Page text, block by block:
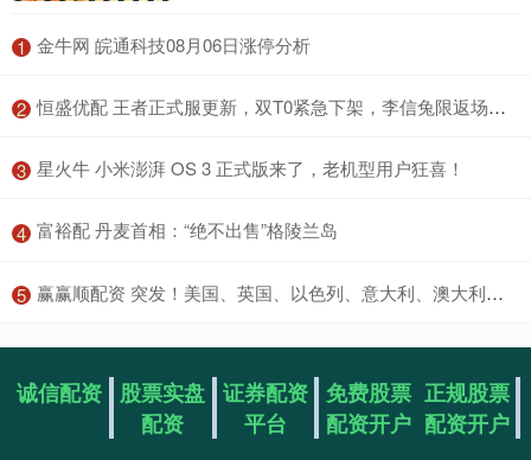
1 ​金牛网 皖通科技08月06日涨停分析
2 ​恒盛优配 王者正式服更新，双T0紧急下架，李信兔限返场，限时点券登录送_戈娅_策划_活动
3 ​星火牛 小米澎湃 OS 3 正式版来了，老机型用户狂喜！
4 ​富裕配 丹麦首相：“绝不出售”格陵兰岛
5 ​赢赢顺配资 突发！美国、英国、以色列、意大利、澳大利亚等多国爆发大规模抗议，中方向伊朗提供20万美元援助
诚信配资
股票实盘
配资
证券配资
平台
免费股票
配资开户
正规股票
配资开户